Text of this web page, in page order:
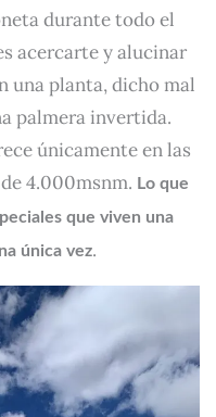
durante todo el
acercarte y alucinar
una planta, dicho mal
palmera invertida.
únicamente en las
4.000msnm. Lo que
que viven una
única vez.